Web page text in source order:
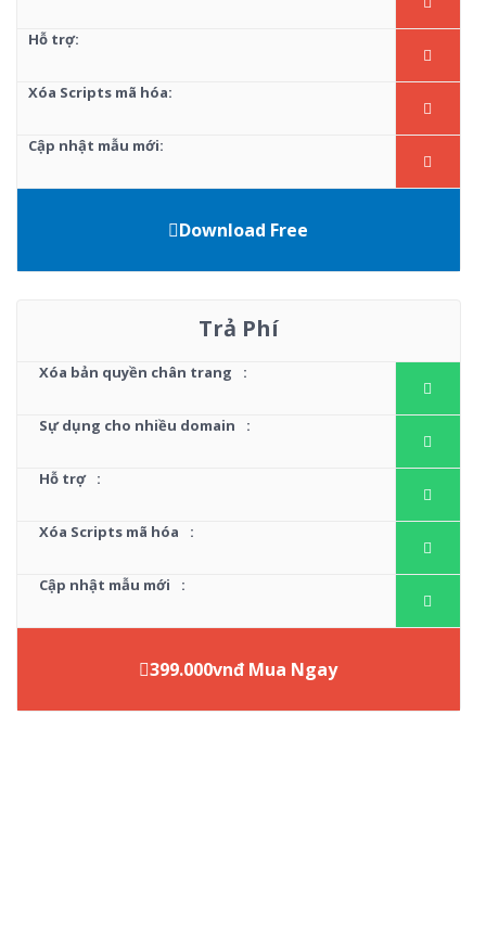
Hỗ trợ:
Xóa Scripts mã hóa:
Cập nhật mẫu mới:
Download Free
Trả Phí
Xóa bản quyền chân trang :
Sự dụng cho nhiều domain :
Hỗ trợ :
Xóa Scripts mã hóa :
Cập nhật mẫu mới :
399.000vnđ Mua Ngay